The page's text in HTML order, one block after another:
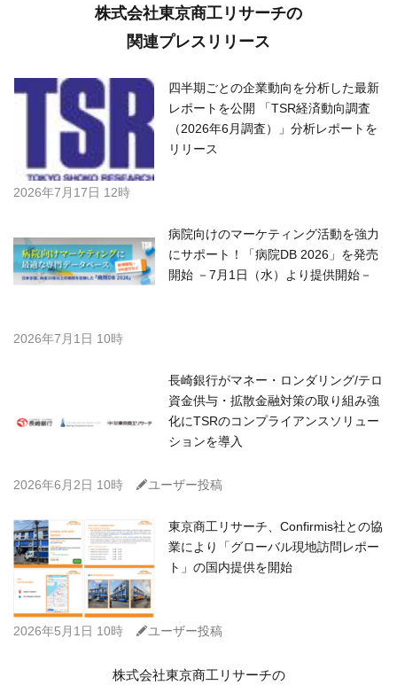
株式会社東京商工リサーチの
関連プレスリリース
四半期ごとの企業動向を分析した最新
レポートを公開 「TSR経済動向調査
（2026年6月調査）」分析レポートを
リリース
2026年7月17日 12時
病院向けのマーケティング活動を強力
にサポート！「病院DB 2026」を発売
開始 －7月1日（水）より提供開始－
2026年7月1日 10時
長崎銀行がマネー・ロンダリング/テロ
資金供与・拡散金融対策の取り組み強
化にTSRのコンプライアンスソリュー
ションを導入
2026年6月2日 10時 Cユーザー投稿
東京商工リサーチ、Confirmis社との協
業により「グローバル現地訪問レポー
ト」の国内提供を開始
2026年5月1日 10時 Cユーザー投稿
株式会社東京商工リサーチの